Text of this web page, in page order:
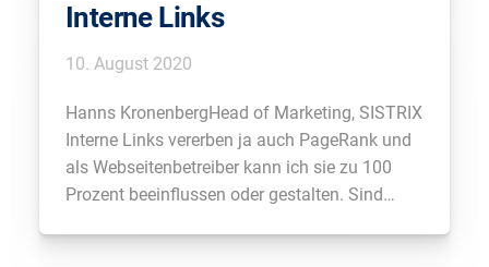
Interne Links
10. August 2020
Hanns KronenbergHead of Marketing, SISTRIX
Interne Links vererben ja auch PageRank und
als Webseitenbetreiber kann ich sie zu 100
Prozent beeinflussen oder gestalten. Sind